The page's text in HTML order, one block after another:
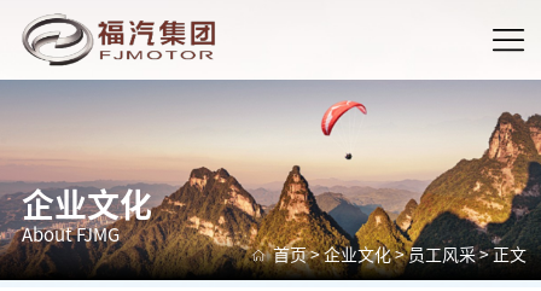
企业文化
About FJMG
首页>企业文化>员工风采> 正文